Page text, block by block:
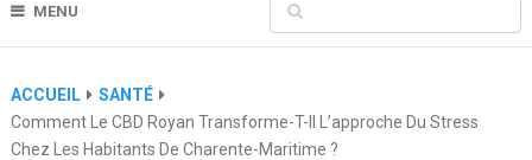
MENU
ACCUEIL
SANTÉ
Comment Le CBD Royan Transforme-T-Il L’approche Du Stress
Chez Les Habitants De Charente-Maritime ?